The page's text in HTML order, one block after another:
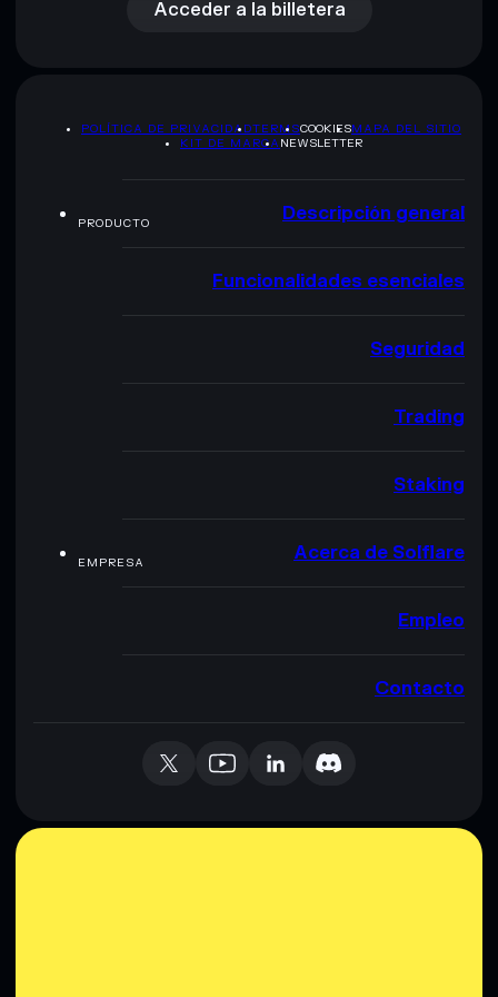
Acceder a la billetera
POLÍTICA DE PRIVACIDADTERMSCOOKIESMAPA DEL SITIO
KIT DE MARCA NEWSLETTER
PRODUCTO Descripción general
Funcionalidades esenciales
Seguridad
Trading
Staking
EMPRESA Acerca de Solflare
Empleo
Contacto